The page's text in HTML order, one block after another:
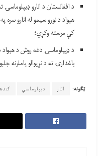
د افغانستان د انارو
هېواد د نورو سیمو له انارو سره
کې مرسته وکړي؛
د ډيپلوماسۍ دغه روش د هېواد
باغدارۍ ته د نړیوالو پاملرنه
ټګونه: انار دیپلوماسي